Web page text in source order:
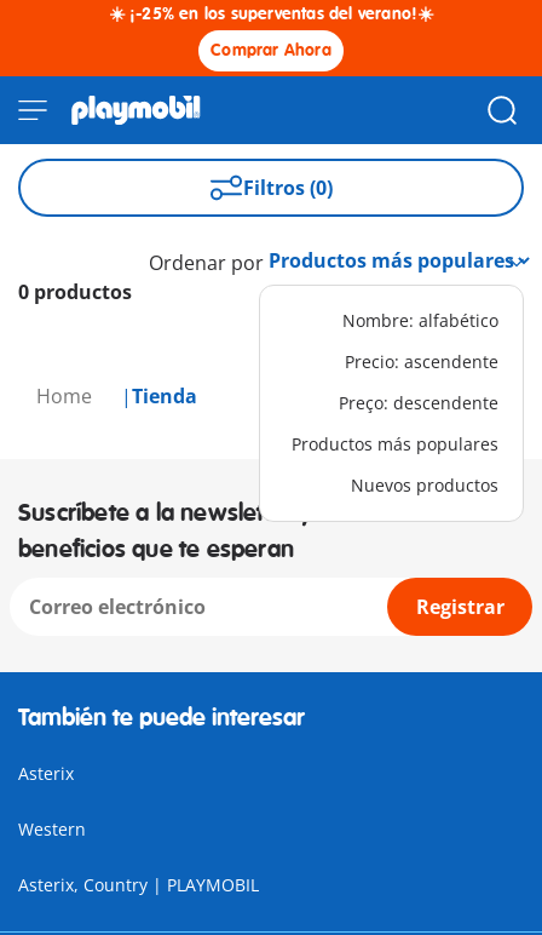
☀️ ¡-25% en los superventas del verano!☀️
Comprar Ahora
Home Tienda
Filtros (0)
0 productos
Ordenar por
Nombre: alfabético
Precio: ascendente
Preço: descendente
Productos más populares
Nuevos productos
Suscríbete a la newsletter y descubre los
beneficios que te esperan
Registrar
También te puede interesar
Asterix
Western
Asterix, Country | PLAYMOBIL